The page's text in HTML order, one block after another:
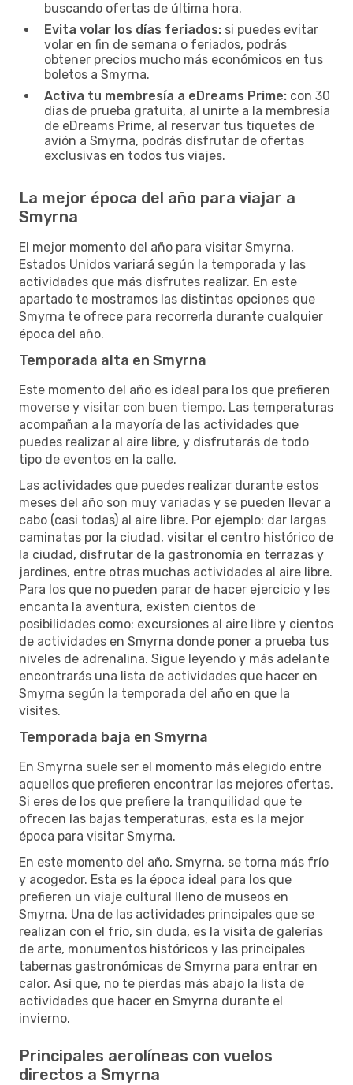
buscando ofertas de última hora.
Evita volar los días feriados: si puedes evitar
volar en fin de semana o feriados, podrás
obtener precios mucho más económicos en tus
boletos a Smyrna.
Activa tu membresía a eDreams Prime: con 30
días de prueba gratuita, al unirte a la membresía
de eDreams Prime, al reservar tus tiquetes de
avión a Smyrna, podrás disfrutar de ofertas
exclusivas en todos tus viajes.
La mejor época del año para viajar a
Smyrna
El mejor momento del año para visitar Smyrna,
Estados Unidos variará según la temporada y las
actividades que más disfrutes realizar. En este
apartado te mostramos las distintas opciones que
Smyrna te ofrece para recorrerla durante cualquier
época del año.
Temporada alta en Smyrna
Este momento del año es ideal para los que prefieren
moverse y visitar con buen tiempo. Las temperaturas
acompañan a la mayoría de las actividades que
puedes realizar al aire libre, y disfrutarás de todo
tipo de eventos en la calle.
Las actividades que puedes realizar durante estos
meses del año son muy variadas y se pueden llevar a
cabo (casi todas) al aire libre. Por ejemplo: dar largas
caminatas por la ciudad, visitar el centro histórico de
la ciudad, disfrutar de la gastronomía en terrazas y
jardines, entre otras muchas actividades al aire libre.
Para los que no pueden parar de hacer ejercicio y les
encanta la aventura, existen cientos de
posibilidades como: excursiones al aire libre y cientos
de actividades en Smyrna donde poner a prueba tus
niveles de adrenalina. Sigue leyendo y más adelante
encontrarás una lista de actividades que hacer en
Smyrna según la temporada del año en que la
visites.
Temporada baja en Smyrna
En Smyrna suele ser el momento más elegido entre
aquellos que prefieren encontrar las mejores ofertas.
Si eres de los que prefiere la tranquilidad que te
ofrecen las bajas temperaturas, esta es la mejor
época para visitar Smyrna.
En este momento del año, Smyrna, se torna más frío
y acogedor. Esta es la época ideal para los que
prefieren un viaje cultural lleno de museos en
Smyrna. Una de las actividades principales que se
realizan con el frío, sin duda, es la visita de galerías
de arte, monumentos históricos y las principales
tabernas gastronómicas de Smyrna para entrar en
calor. Así que, no te pierdas más abajo la lista de
actividades que hacer en Smyrna durante el
invierno.
Principales aerolíneas con vuelos
directos a Smyrna